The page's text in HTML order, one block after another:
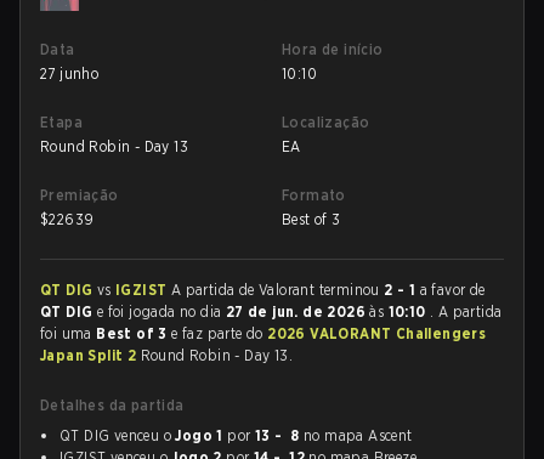
Data
27 junho
Hora de início
10:10
Etapa
Round Robin - Day 13
Localização
EA
Premiação
$22639
Formato
Best of 3
QT DIG vs IGZIST A partida de Valorant terminou 2 - 1 a favor de
QT DIG e foi jogada no dia 27 de jun. de 2026às 10:10 . A partida
foi uma Best of 3e faz parte do 2026 VALORANT Challengers
Japan Split 2 Round Robin - Day 13.
Detalhes da partida
QT DIG venceu oJogo 1 por 13 - 8 no mapa Ascent